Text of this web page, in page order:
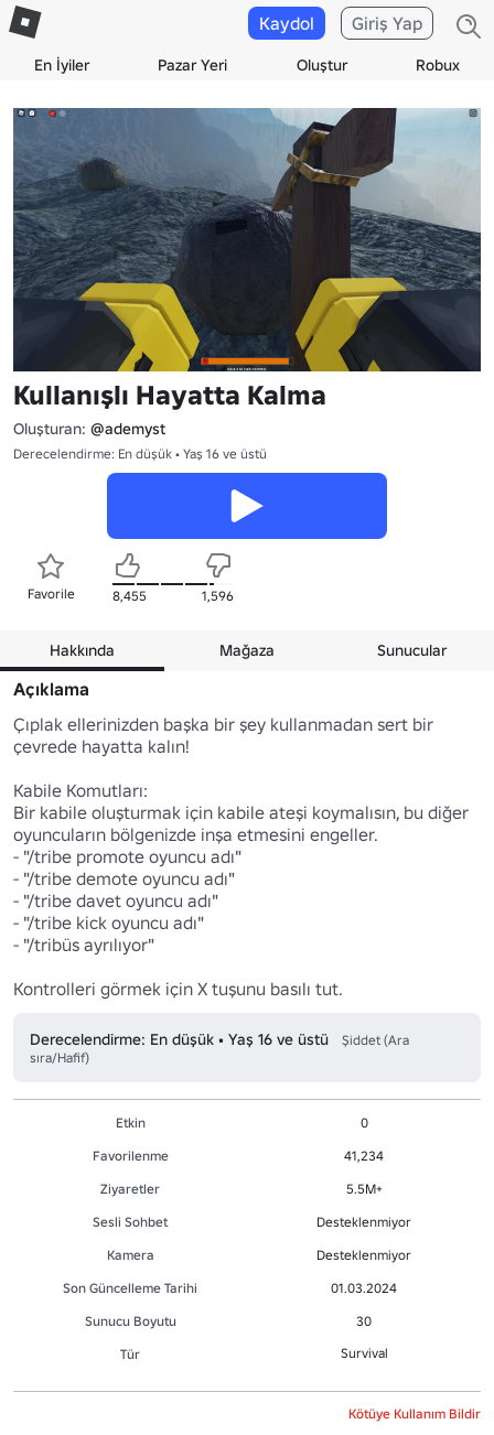
En İyiler Pazar Yeri Oluştur Robux
Kaydol Giriş Yap
Kullanışlı Hayatta Kalma
Oluşturan: @ademyst
Derecelendirme: En düşük • Yaş 16 ve üstü
Favorile 8,455 1,596
Hakkında Mağaza Sunucular
Açıklama
Çıplak ellerinizden başka bir şey kullanmadan sert bir
çevrede hayatta kalın!
Kabile Komutları:
Bir kabile oluşturmak için kabile ateşi koymalısın, bu diğer
oyuncuların bölgenizde inşa etmesini engeller.
- "/tribe promote oyuncu adı"
- "/tribe demote oyuncu adı"
- "/tribe davet oyuncu adı"
- "/tribe kick oyuncu adı"
- "/tribüs ayrılıyor"
Kontrolleri görmek için X tuşunu basılı tut.
Derecelendirme: En düşük • Yaş 16 ve üstü
Şiddet (Ara
sıra/Hafif)
Etkin
0
Favorilenme
41,234
Ziyaretler
5.5M+
Sesli Sohbet
Desteklenmiyor
Kamera
Desteklenmiyor
Son Güncelleme Tarihi
01.03.2024
Sunucu Boyutu
30
Tür
Survival
Kötüye Kullanım Bildir